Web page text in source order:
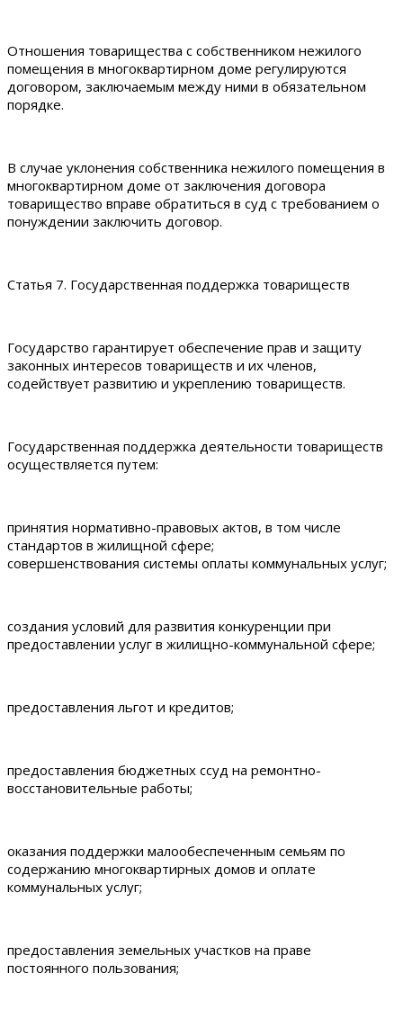
Отношения товарищества с собственником нежилого
помещения в многоквартирном доме регулируются
договором, заключаемым между ними в обязательном
порядке.
В случае уклонения собственника нежилого помещения в
многоквартирном доме от заключения договора
товарищество вправе обратиться в суд с требованием о
понуждении заключить договор.
Статья 7. Государственная поддержка товариществ
Государство гарантирует обеспечение прав и защиту
законных интересов товариществ и их членов,
содействует развитию и укреплению товариществ.
Государственная поддержка деятельности товариществ
осуществляется путем:
принятия нормативно-правовых актов, в том числе
стандартов в жилищной сфере;
совершенствования системы оплаты коммунальных услуг;
создания условий для развития конкуренции при
предоставлении услуг в жилищно-коммунальной сфере;
предоставления льгот и кредитов;
предоставления бюджетных ссуд на ремонтно-
восстановительные работы;
оказания поддержки малообеспеченным семьям по
содержанию многоквартирных домов и оплате
коммунальных услуг;
предоставления земельных участков на праве
постоянного пользования;